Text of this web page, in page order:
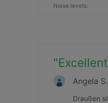
Noise levels:
"Excellent
Angela S.
Draußen